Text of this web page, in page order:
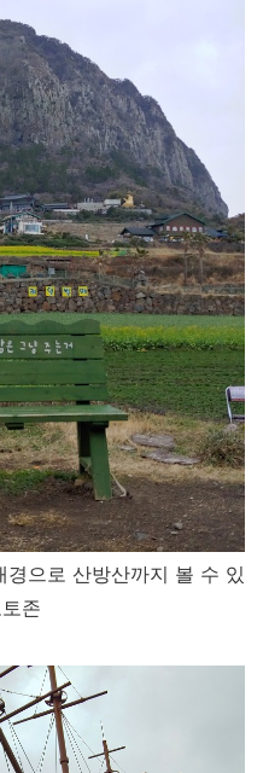
으로 산방산까지 볼 수 있
존